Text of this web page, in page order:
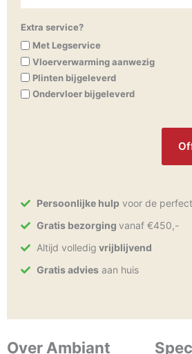
Extra service?
Met Legservice
Vloerverwarming aanwezig
Plinten bijgeleverd
Ondervloer bijgeleverd
Persoonlijke hulpvoor de
Gratis bezorging vanaf €450,-
Altijd volledig vrijblijvend
Gratis adviesaan huis
Over Ambiant